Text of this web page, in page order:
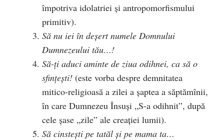
împotriva idolatriei și antropomorfismului
primitiv).
Să nu iei în deșert numele Domnului
Dumnezeului tău…!
Să-ți aduci aminte de ziua odihnei, ca să o
sfințești! (este vorba despre demnitatea
mitico-religioasă a zilei a șaptea a săptămînii,
în care Dumnezeu Însuși „S-a odihnit”, după
cele șase „zile” ale creației lumii).
Să cinstești pe tatăl și pe mama ta…